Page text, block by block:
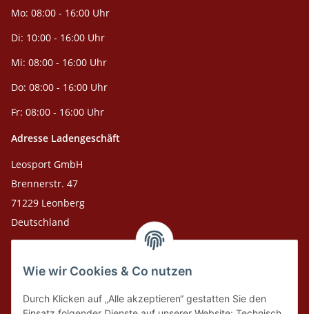
Wie wir Cookies & Co nutzen
Durch Klicken auf „Alle akzeptieren“ gestatten Sie den
Mo: 08:00 - 16:00 Uhr
Di: 10:00 - 16:00 Uhr
Mi: 08:00 - 16:00 Uhr
Do: 08:00 - 16:00 Uhr
Fr: 08:00 - 16:00 Uhr
Adresse Ladengeschäft
Leosport GmbH
Brennerstr. 47
71229 Leonberg
Deutschland
Leosport GmbH
75378 Bad Liebenzell